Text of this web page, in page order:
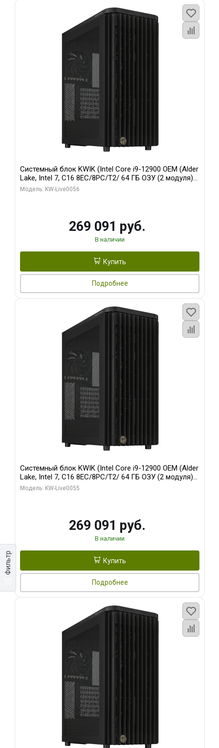
Фильтр
Системный блок KWIK (Intel Core i9-12900 OEM (Alder
Lake, Intel 7, C16 8EC/8PC/T2/ 64 ГБ ОЗУ (2 модуля)/
Palit RTX5080 INFINITY 3 OC 16GB GDDR7 256bit 3xDP
Модель: KW-Live0056
269 091 руб.
В наличии
Купить
Подробнее
Системный блок KWIK (Intel Core i9-12900 OEM (Alder
Lake, Intel 7, C16 8EC/8PC/T2/ 64 ГБ ОЗУ (2 модуля)/
MSI RTX5080 SHADOW 3X OC 16GB GDDR7 256bit 3xDP
Модель: KW-Live0055
269 091 руб.
В наличии
Купить
Подробнее